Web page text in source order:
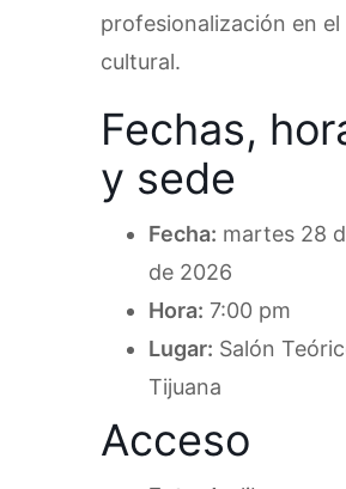
profesionalización en
cultural.
Fechas,
y sede
Fecha: martes 28
de 2026
Hora: 7:00 pm
Lugar: Salón
Tijuana
Acceso